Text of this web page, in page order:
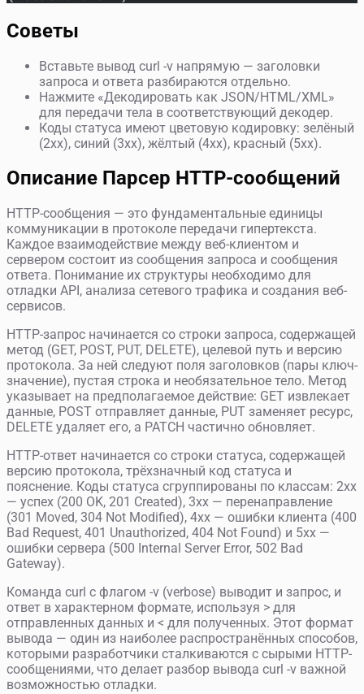
Советы
Вставьте вывод curl -v напрямую — заголовки
запроса и ответа разбираются отдельно.
Нажмите «Декодировать как JSON/HTML/XML»
для передачи тела в соответствующий декодер.
Коды статуса имеют цветовую кодировку: зелёный
(2xx), синий (3xx), жёлтый (4xx), красный (5xx).
Описание Парсер HTTP-сообщений
HTTP-сообщения — это фундаментальные единицы
коммуникации в протоколе передачи гипертекста.
Каждое взаимодействие между веб-клиентом и
сервером состоит из сообщения запроса и сообщения
ответа. Понимание их структуры необходимо для
отладки API, анализа сетевого трафика и создания веб-
сервисов.
HTTP-запрос начинается со строки запроса, содержащей
метод (GET, POST, PUT, DELETE), целевой путь и версию
протокола. За ней следуют поля заголовков (пары ключ-
значение), пустая строка и необязательное тело. Метод
указывает на предполагаемое действие: GET извлекает
данные, POST отправляет данные, PUT заменяет ресурс,
DELETE удаляет его, а PATCH частично обновляет.
HTTP-ответ начинается со строки статуса, содержащей
версию протокола, трёхзначный код статуса и
пояснение. Коды статуса сгруппированы по классам: 2xx
— успех (200 OK, 201 Created), 3xx — перенаправление
(301 Moved, 304 Not Modified), 4xx — ошибки клиента (400
Bad Request, 401 Unauthorized, 404 Not Found) и 5xx —
ошибки сервера (500 Internal Server Error, 502 Bad
Gateway).
Команда curl с флагом -v (verbose) выводит и запрос, и
ответ в характерном формате, используя > для
отправленных данных и < для полученных. Этот формат
вывода — один из наиболее распространённых способов,
которыми разработчики сталкиваются с сырыми HTTP-
сообщениями, что делает разбор вывода curl -v важной
возможностью отладки.